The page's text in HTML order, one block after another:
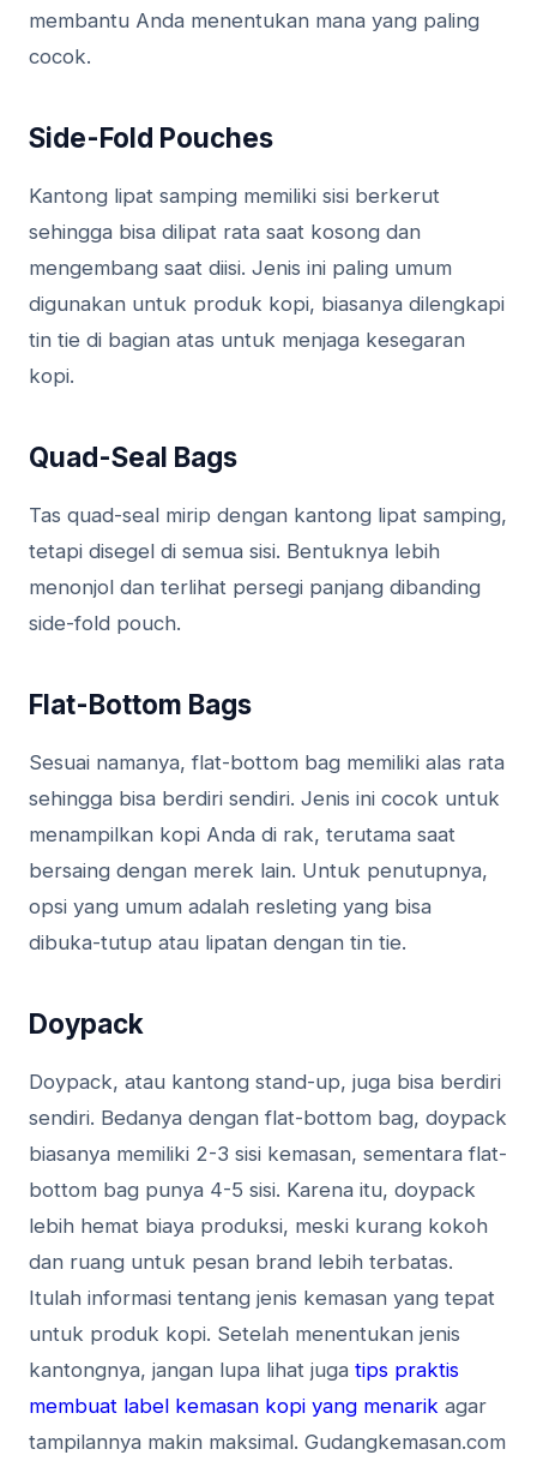
membantu Anda menentukan mana yang paling
cocok.
Side-Fold Pouches
Kantong lipat samping memiliki sisi berkerut
sehingga bisa dilipat rata saat kosong dan
mengembang saat diisi. Jenis ini paling umum
digunakan untuk produk kopi, biasanya dilengkapi
tin tie di bagian atas untuk menjaga kesegaran
kopi.
Quad-Seal Bags
Tas quad-seal mirip dengan kantong lipat samping,
tetapi disegel di semua sisi. Bentuknya lebih
menonjol dan terlihat persegi panjang dibanding
side-fold pouch.
Flat-Bottom Bags
Sesuai namanya, flat-bottom bag memiliki alas rata
sehingga bisa berdiri sendiri. Jenis ini cocok untuk
menampilkan kopi Anda di rak, terutama saat
bersaing dengan merek lain. Untuk penutupnya,
opsi yang umum adalah resleting yang bisa
dibuka-tutup atau lipatan dengan tin tie.
Doypack
Doypack, atau kantong stand-up, juga bisa berdiri
sendiri. Bedanya dengan flat-bottom bag, doypack
biasanya memiliki 2-3 sisi kemasan, sementara flat-
bottom bag punya 4-5 sisi. Karena itu, doypack
lebih hemat biaya produksi, meski kurang kokoh
dan ruang untuk pesan brand lebih terbatas.
Itulah informasi tentang jenis kemasan yang tepat
untuk produk kopi. Setelah menentukan jenis
kantongnya, jangan lupa lihat juga tips praktis
membuat label kemasan kopi yang menarik agar
tampilannya makin maksimal. Gudangkemasan.com